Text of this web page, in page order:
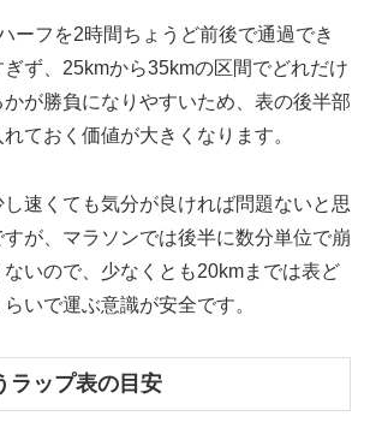
ーフを2時間ちょうど前後で通過でき
ず、25kmから35kmの区間でどれだけ
が勝負になりやすいため、表の後半部
ておく価値が大きくなります。
速くても気分が良ければ問題ないと思
が、マラソンでは後半に数分単位で崩
いので、少なくとも20kmまでは表ど
いで運ぶ意識が安全です。
ラップ表の目安